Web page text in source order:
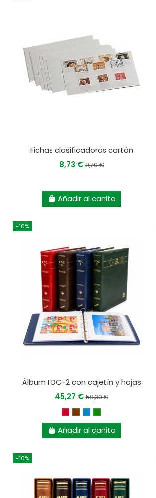
Fichas clasificadoras cartón
8,73 €9,70 €
Añadir al carrito
-10%
Álbum FDC-2 con cajetín y hojas
45,27 €50,30 €
Añadir al carrito
-10%